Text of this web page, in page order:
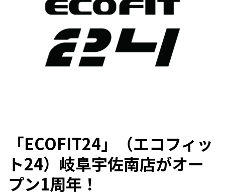
「ECOFIT24」（エコフィッ
ト24）岐阜宇佐南店がオー
プン1周年！